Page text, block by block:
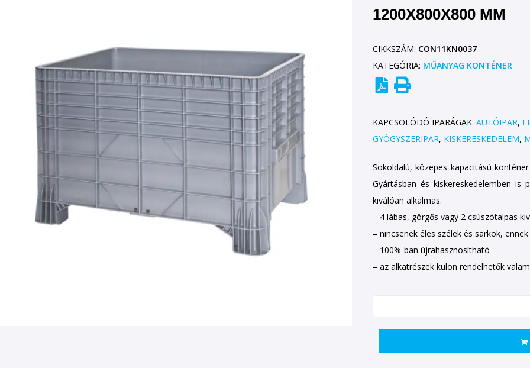
1200X800X800 MM
CIKKSZÁM: CON11KN0037
KATEGÓRIA: MŰANYAG KONTÉNER
KAPCSOLÓDÓ IPARÁGAK: AUTÓIPAR,
GYÓGYSZERIPAR, KISKERESKEDELEM,
Sokoldalú, közepes kapacitású
Gyártásban és kiskereskedelemben is
kiválóan alkalmas.
– 4 lábas, görgős vagy 2 csúszótalpas
– nincsenek éles szélek és sarkok,
– 100%-ban újrahasznosítható
– az alkatrészek külön rendelhetők